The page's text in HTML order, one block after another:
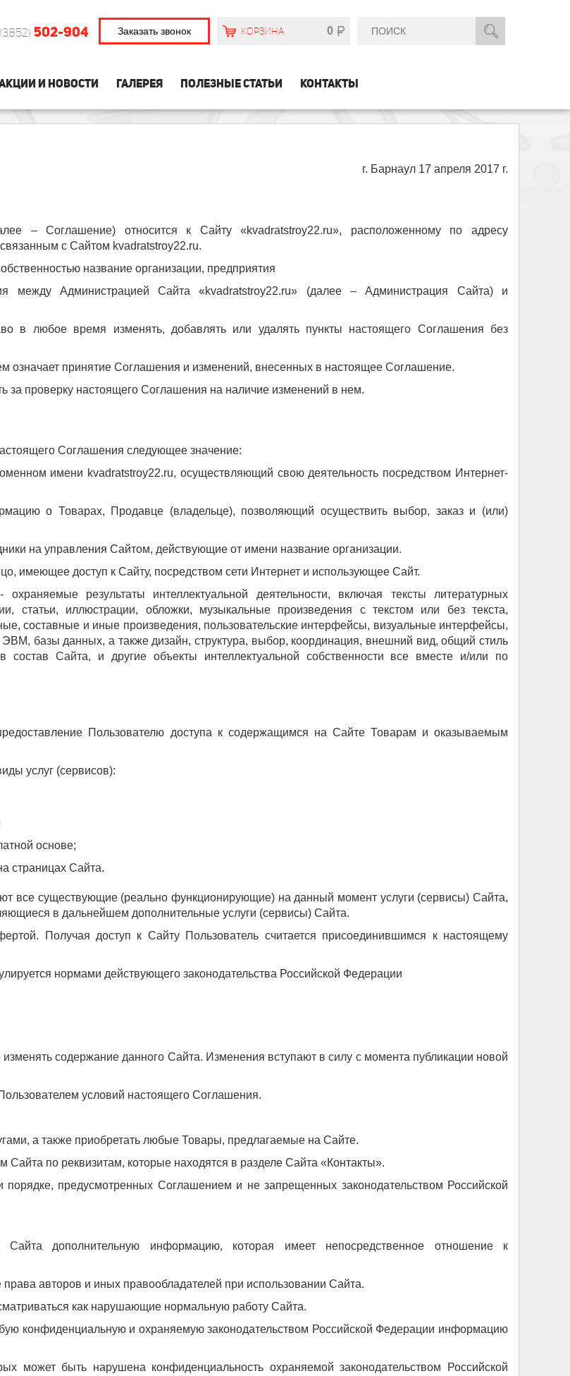
502-904 Заказать звонок КОРЗИНА 0
И НОВОСТИ ГАЛЕРЕЯ ПОЛЕЗНЫЕ СТАТЬИ КОНТАКТЫ
г. Барнаул 17 апреля 2017 г.
– Соглашение) относится к Сайту «kvadratstroy22.ru», расположенному по адресу
с Сайтом kvadratstroy22.ru.
название организации, предприятия
между Администрацией Сайта «kvadratstroy22.ru» (далее – Администрация Сайта) и
в любое время изменять, добавлять или удалять пункты настоящего Соглашения без
означает принятие Соглашения и изменений, внесенных в настоящее Соглашение.
за проверку настоящего Соглашения на наличие изменений в нем.
Соглашения следующее значение:
имени kvadratstroy22.ru, осуществляющий свою деятельность посредством Интернет-
о Товарах, Продавце (владельце), позволяющий осуществить выбор, заказ и (или)
на управления Сайтом, действующие от имени название организации.
имеющее доступ к Сайту, посредством сети Интернет и использующее Сайт.
результаты интеллектуальной деятельности, включая тексты литературных
статьи, иллюстрации, обложки, музыкальные произведения с текстом или без текста,
составные и иные произведения, пользовательские интерфейсы, визуальные интерфейсы,
базы данных, а также дизайн, структура, выбор, координация, внешний вид, общий стиль
Сайта, и другие объекты интеллектуальной собственности все вместе и/или по
Пользователю доступа к содержащимся на Сайте Товарам и оказываемым
услуг (сервисов):
основе;
страницах Сайта.
все существующие (реально функционирующие) на данный момент услуги (сервисы) Сайта,
в дальнейшем дополнительные услуги (сервисы) Сайта.
Получая доступ к Сайту Пользователь считается присоединившимся к настоящему
нормами действующего законодательства Российской Федерации
содержание данного Сайта. Изменения вступают в силу с момента публикации новой
условий настоящего Соглашения.
а также приобретать любые Товары, предлагаемые на Сайте.
по реквизитам, которые находятся в разделе Сайта «Контакты».
предусмотренных Соглашением и не запрещенных законодательством Российской
дополнительную информацию, которая имеет непосредственное отношение к
авторов и иных правообладателей при использовании Сайта.
как нарушающие нормальную работу Сайта.
конфиденциальную и охраняемую законодательством Российской Федерации информацию
может быть нарушена конфиденциальность охраняемой законодательством Российской